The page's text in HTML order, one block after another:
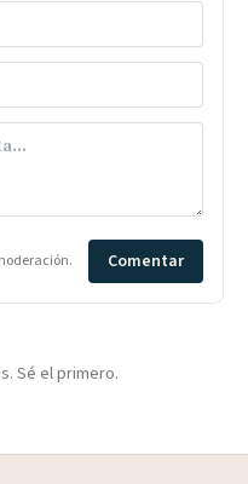
Comentar
Sé el primero.